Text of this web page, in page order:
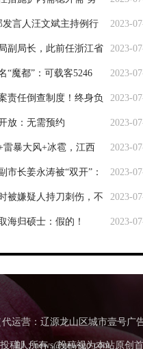
向好 2023-
发言人汪文斌主持例行
2023-
副局长，此前任浙江省
2023-
“魔都”：可载客5246
2023-
责任倒查制度！终身负
2023-
放：无需预约
2023-
暴大风+冰雹，江西
2023-
市长姜永涛被“双开”：
备采购等方面大搞权钱交易
2023-
被嫌疑人持刀刺伤，不
2023-
海归硕士：假的！
运营：辽源龙山区城市壹号
邮：news@newsgo.com
人所有，投稿视为本站原创